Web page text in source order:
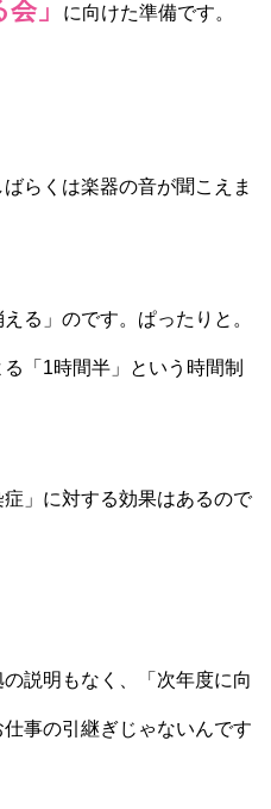
」 に向けた準備です。
らくは楽器の音が聞こえま
る」のです。ぱったりと。
「1時間半」という時間制
」に対する効果はあるので
説明もなく、「次年度に向
事の引継ぎじゃないんです